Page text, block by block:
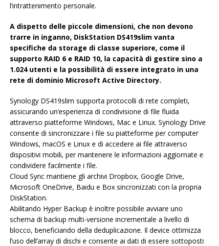
l’intrattenimento personale.
A dispetto delle piccole dimensioni, che non devono
trarre in inganno, DiskStation DS419slim vanta
specifiche da storage di classe superiore, come il
supporto RAID 6 e RAID 10, la capacità di gestire sino a
1.024 utenti e la possibilità di essere integrato in una
rete di dominio Microsoft Active Directory.
Synology DS419slim supporta protocolli di rete completi,
assicurando un’esperienza di condivisione di file fluida
attraverso piatteforme Windows, Mac e Linux. Synology Drive
consente di sincronizzare i file su piatteforme per computer
Windows, macOS e Linux e di accedere ai file attraverso
dispositivi mobili, per mantenere le informazioni aggiornate e
condividere facilmente i file.
Cloud Sync mantiene gli archivi Dropbox, Google Drive,
Microsoft OneDrive, Baidu e Box sincronizzati con la propria
DiskStation.
Abilitando Hyper Backup è inoltre possibile avviare uno
schema di backup multi-versione incrementale a livello di
blocco, beneficiando della deduplicazione. Il device ottimizza
l’uso dell’array di dischi e consente ai dati di essere sottoposti